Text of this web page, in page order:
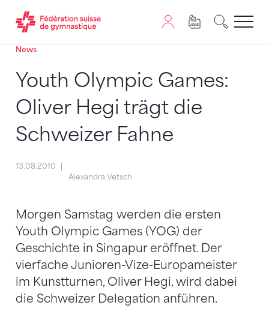
Passer au contenu
Naviguer vers le plan du siten
JavaScript est nécessaire pour naviguer sur ce site.
News
Youth Olympic Games:
Oliver Hegi trägt die
Schweizer Fahne
13.08.2010
Alexandra Vetsch
Morgen Samstag werden die ersten
Youth Olympic Games (YOG) der
Geschichte in Singapur eröffnet. Der
vierfache Junioren-Vize-Europameister
im Kunstturnen, Oliver Hegi, wird dabei
die Schweizer Delegation anführen.